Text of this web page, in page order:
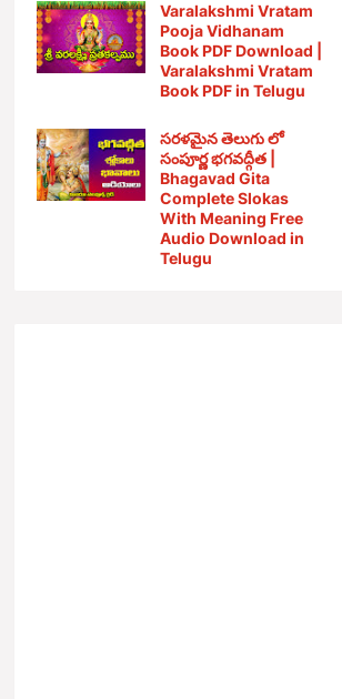
Varalakshmi Vratam
Pooja Vidhanam
Book PDF Download |
Varalakshmi Vratam
Book PDF in Telugu
సరళమైన తెలుగు లో
సంపూర్ణ భగవద్గీత |
Bhagavad Gita
Complete Slokas
With Meaning Free
Audio Download in
Telugu